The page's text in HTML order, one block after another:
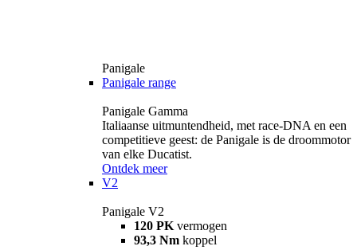
Panigale
Panigale range
Panigale Gamma
Italiaanse uitmuntendheid, met race-DNA en een
competitieve geest: de Panigale is de droommotor
van elke Ducatist.
Ontdek meer
V2
Panigale V2
120 PK vermogen
93,3 Nm koppel